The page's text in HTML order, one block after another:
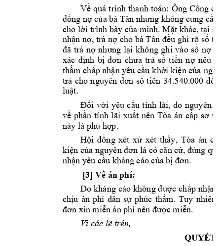
Về qu trình thanh ton: Ông Công
đồng nợ của bà Tân nhưng không cung cấp
cho lời trình bày của mình. Mặt khc, tại
nhận nợ, trả nợ cho bà Tân đều ghi rõ số
đã trả nợ nhưng lại không ghi vào sổ nợ
xc định bị đơn chưa trả số tiền nợ nêu
thm chấp nhận yêu cầu khi kiện của
trả cho nguyên đơn số tiền 34.540.000
luật.
Đối với yêu cầu tính lãi, do nguyên
về phần tính lãi xuất nên Ta n cấp sơ
này là phù hợp.
Hội đồng xét xử xét thấy, Ta n
kiện của nguyên đơn là có căn cứ, đng qu
nhận yêu cầu khng co của bị đơn.
[3] Về án phí:
Do khng co không được chấp nhận
chịu n phí dân sự phc thm. Tuy nhiên,
đơn xin miễn n phí nên được miễn.
Vì các lẽ trên,
QUYẾT